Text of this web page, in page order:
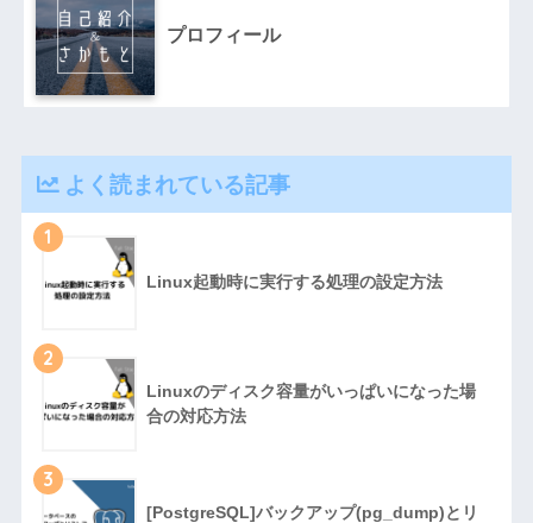
プロフィール
よく読まれている記事
1
Linux起動時に実行する処理の設定方法
2
Linuxのディスク容量がいっぱいになった場
合の対応方法
3
[PostgreSQL]バックアップ(pg_dump)とリ